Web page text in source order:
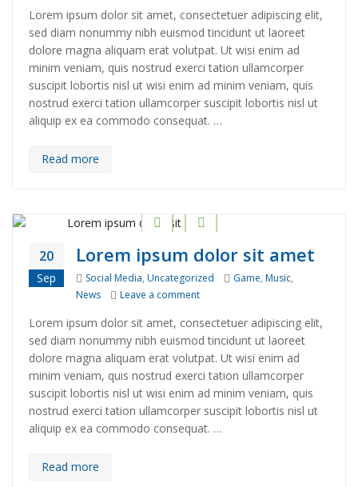
Lorem ipsum dolor sit amet, consectetuer adipiscing elit,
sed diam nonummy nibh euismod tincidunt ut laoreet
dolore magna aliquam erat volutpat. Ut wisi enim ad
minim veniam, quis nostrud exerci tation ullamcorper
suscipit lobortis nisl ut wisi enim ad minim veniam, quis
nostrud exerci tation ullamcorper suscipit lobortis nisl ut
aliquip ex ea commodo consequat. …
Read more
20
Sep
Lorem ipsum dolor sit amet
Categories
Social Media, Uncategorized Tags
Game, Music,
News
Leave a commenton Lorem ipsum dolor sit amet
Lorem ipsum dolor sit amet, consectetuer adipiscing elit,
sed diam nonummy nibh euismod tincidunt ut laoreet
dolore magna aliquam erat volutpat. Ut wisi enim ad
minim veniam, quis nostrud exerci tation ullamcorper
suscipit lobortis nisl ut wisi enim ad minim veniam, quis
nostrud exerci tation ullamcorper suscipit lobortis nisl ut
aliquip ex ea commodo consequat. …
Read more